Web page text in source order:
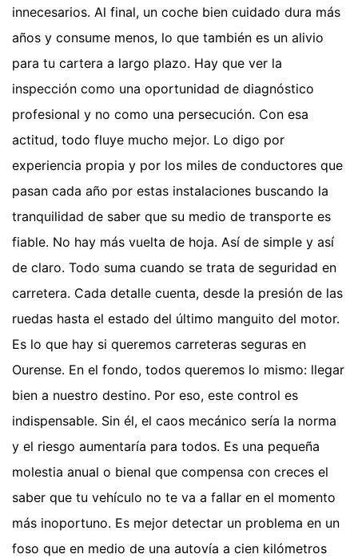
innecesarios. Al final, un coche bien cuidado dura más
años y consume menos, lo que también es un alivio
para tu cartera a largo plazo. Hay que ver la
inspección como una oportunidad de diagnóstico
profesional y no como una persecución. Con esa
actitud, todo fluye mucho mejor. Lo digo por
experiencia propia y por los miles de conductores que
pasan cada año por estas instalaciones buscando la
tranquilidad de saber que su medio de transporte es
fiable. No hay más vuelta de hoja. Así de simple y así
de claro. Todo suma cuando se trata de seguridad en
carretera. Cada detalle cuenta, desde la presión de las
ruedas hasta el estado del último manguito del motor.
Es lo que hay si queremos carreteras seguras en
Ourense. En el fondo, todos queremos lo mismo: llegar
bien a nuestro destino. Por eso, este control es
indispensable. Sin él, el caos mecánico sería la norma
y el riesgo aumentaría para todos. Es una pequeña
molestia anual o bienal que compensa con creces el
saber que tu vehículo no te va a fallar en el momento
más inoportuno. Es mejor detectar un problema en un
foso que en medio de una autovía a cien kilómetros